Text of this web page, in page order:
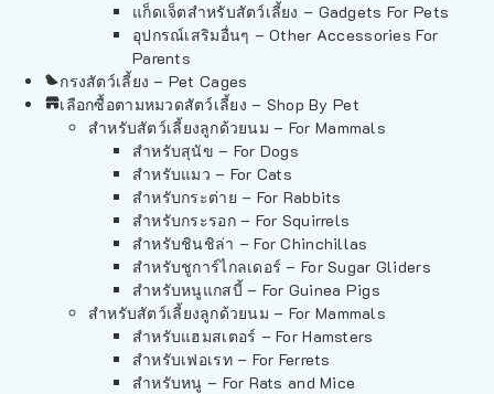
แก็ดเจ็ตสำหรับสัตว์เลี้ยง – Gadgets For Pets
อุปกรณ์เสริมอื่นๆ – Other Accessories For
Parents
กรงสัตว์เลี้ยง – Pet Cages
เลือกซื้อตามหมวดสัตว์เลี้ยง – Shop By Pet
สำหรับสัตว์เลี้ยงลูกด้วยนม – For Mammals
สำหรับสุนัข – For Dogs
สำหรับแมว – For Cats
สำหรับกระต่าย – For Rabbits
สำหรับกระรอก – For Squirrels
สำหรับชินชิล่า – For Chinchillas
สำหรับชูการ์ไกลเดอร์ – For Sugar Gliders
สำหรับหนูแกสบี้ – For Guinea Pigs
สำหรับสัตว์เลี้ยงลูกด้วยนม – For Mammals
สำหรับแฮมสเตอร์ – For Hamsters
สำหรับเฟอเรท – For Ferrets
สำหรับหนู – For Rats and Mice